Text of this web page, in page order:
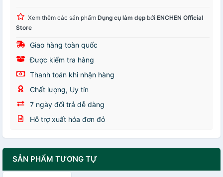
Xem thêm các sản phẩm Dụng cụ làm đẹp bởi ENCHEN Official
Store
Giao hàng toàn quốc
Được kiểm tra hàng
Thanh toán khi nhận hàng
Chất lượng, Uy tín
7 ngày đổi trả dễ dàng
Hỗ trợ xuất hóa đơn đỏ
SẢN PHẨM TƯƠNG TỰ